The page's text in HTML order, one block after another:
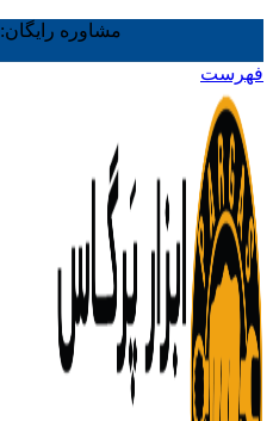
مشاوره رایگان:
فهرست